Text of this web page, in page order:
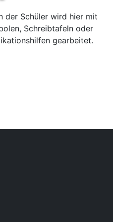
der Schüler wird hier mit
Schreibtafeln oder
gearbeitet.